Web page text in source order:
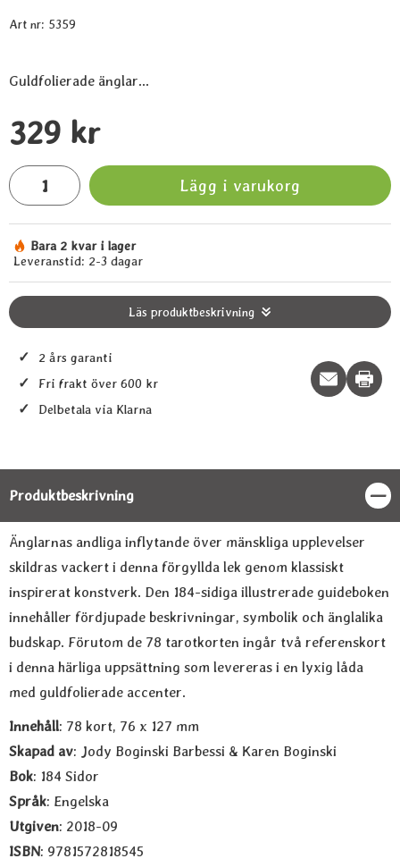
Art nr: 5359
Guldfolierade änglar...
pris
329 kr
antal
Lägg i varukorg
Tillgänglighet:
Bara 2 kvar i lager
Leveranstid: 2-3 dagar
Läs produktbeskrivning
✓ 2 års garanti
✓ Fri frakt över 600 kr
✓ Delbetala via Klarna
Print
Produktbeskrivning
Produktbeskrivning
Änglarnas andliga inflytande över mänskliga upplevelser
skildras vackert i denna förgyllda lek genom klassiskt
inspirerat konstverk. Den 184-sidiga illustrerade guideboken
innehåller fördjupade beskrivningar, symbolik och änglalika
budskap. Förutom de 78 tarotkorten ingår två referenskort
i denna härliga uppsättning som levereras i en lyxig låda
med guldfolierade accenter.
Innehåll: 78 kort, 76 x 127 mm
Skapad av: Jody Boginski Barbessi & Karen Boginski
Bok: 184 Sidor
Språk: Engelska
Utgiven: 2018-09
ISBN: 9781572818545